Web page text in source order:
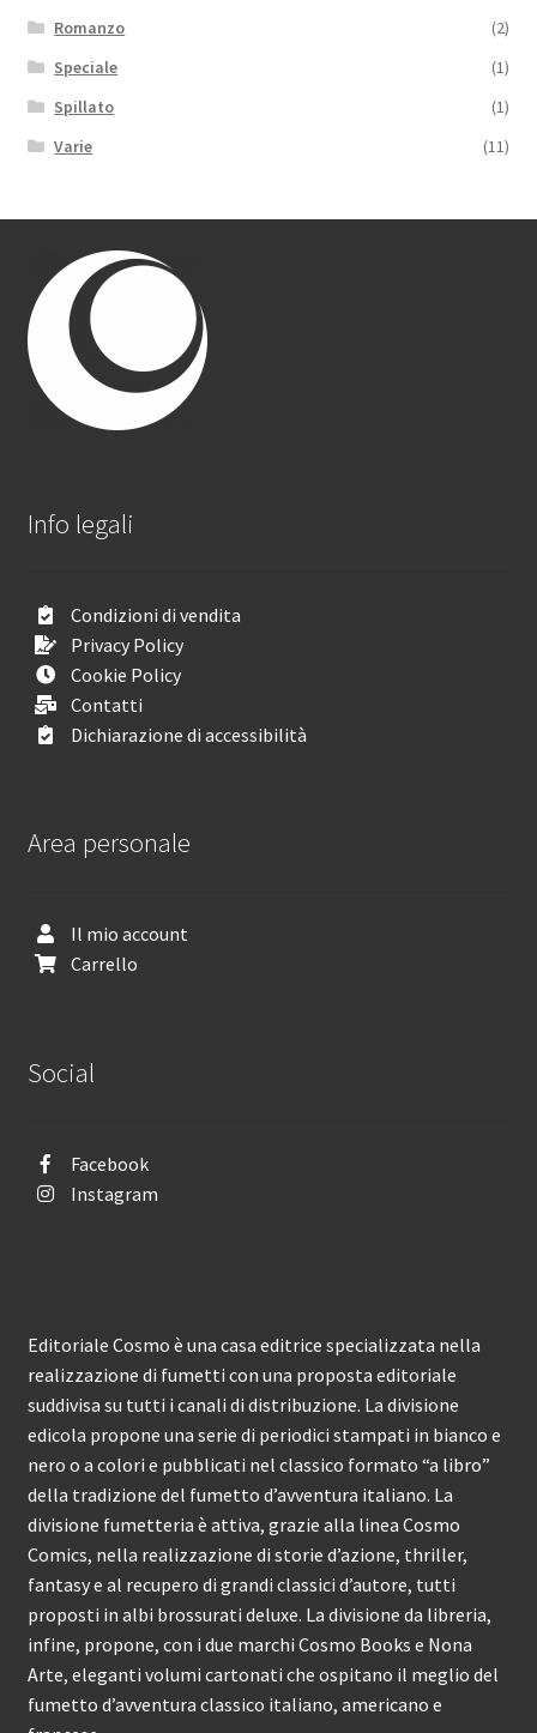
Romanzo
(2)
Speciale
(1)
Spillato
(1)
Varie
(11)
Info legali
Condizioni di vendita
Privacy Policy
Cookie Policy
Contatti
Dichiarazione di accessibilità
Area personale
Il mio account
Carrello
Social
Facebook
Instagram
Editoriale Cosmo è una casa editrice specializzata nella
realizzazione di fumetti con una proposta editoriale
suddivisa su tutti i canali di distribuzione. La divisione
edicola propone una serie di periodici stampati in bianco e
nero o a colori e pubblicati nel classico formato “a libro”
della tradizione del fumetto d’avventura italiano. La
divisione fumetteria è attiva, grazie alla linea Cosmo
Comics, nella realizzazione di storie d’azione, thriller,
fantasy e al recupero di grandi classici d’autore, tutti
proposti in albi brossurati deluxe. La divisione da libreria,
infine, propone, con i due marchi Cosmo Books e Nona
Arte, eleganti volumi cartonati che ospitano il meglio del
fumetto d’avventura classico italiano, americano e